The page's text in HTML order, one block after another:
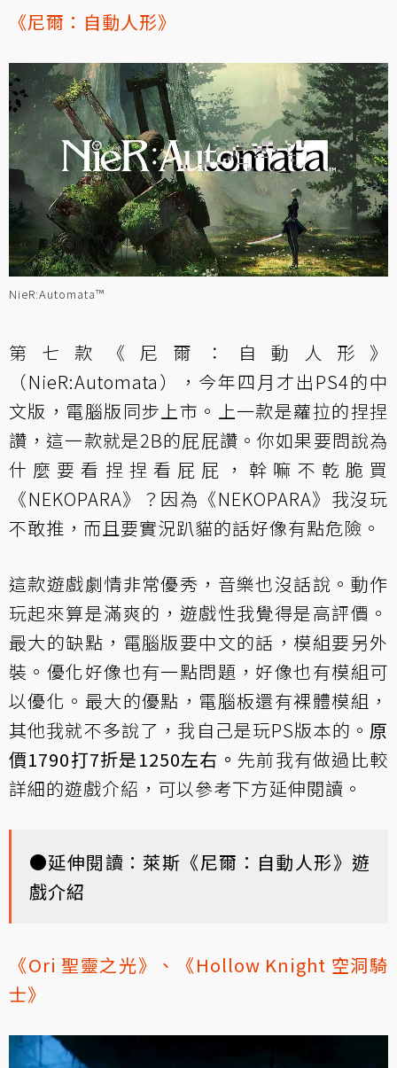
《尼爾：自動人形》
NieR:Automata™
第七款《尼爾：自動人形》
（NieR:Automata），今年四月才出PS4的中
文版，電腦版同步上市。上一款是蘿拉的捏捏
讚，這一款就是2B的屁屁讚。你如果要問說為
什麼要看捏捏看屁屁，幹嘛不乾脆買
《NEKOPARA》？因為《NEKOPARA》我沒玩
不敢推，而且要實況趴貓的話好像有點危險。
這款遊戲劇情非常優秀，音樂也沒話說。動作
玩起來算是滿爽的，遊戲性我覺得是高評價。
最大的缺點，電腦版要中文的話，模組要另外
裝。優化好像也有一點問題，好像也有模組可
以優化。最大的優點，電腦板還有裸體模組，
其他我就不多說了，我自己是玩PS版本的。 原
價1790打7折是1250左右。 先前我有做過比較
詳細的遊戲介紹，可以參考下方延伸閱讀。
●延伸閱讀： 萊斯《尼爾：自動人形》遊
戲介紹
《Ori 聖靈之光》 、
《Hollow Knight 空洞騎
士》